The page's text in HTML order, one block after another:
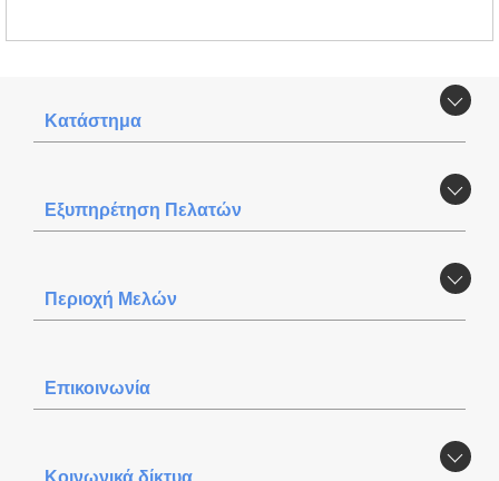
Κατάστημα
Εξυπηρέτηση Πελατών
Περιοχή Mελών
Επικοινωνία
Κοινωνικά δίκτυα